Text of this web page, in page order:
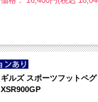
ギルズ スポーツフットペ
XSR900GP